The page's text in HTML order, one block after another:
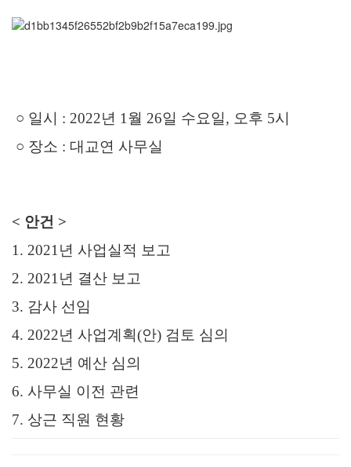
○ 일시 : 2022년 1월 26일 수요일, 오후 5시
○ 장소 : 대교연 사무실
< 안건 >
1. 2021년 사업실적 보고
2. 2021년 결산 보고
3. 감사 선임
4. 2022년 사업계획(안) 검토 심의
5. 2022년 예산 심의
6. 사무실 이전 관련
7. 상근 직원 현황